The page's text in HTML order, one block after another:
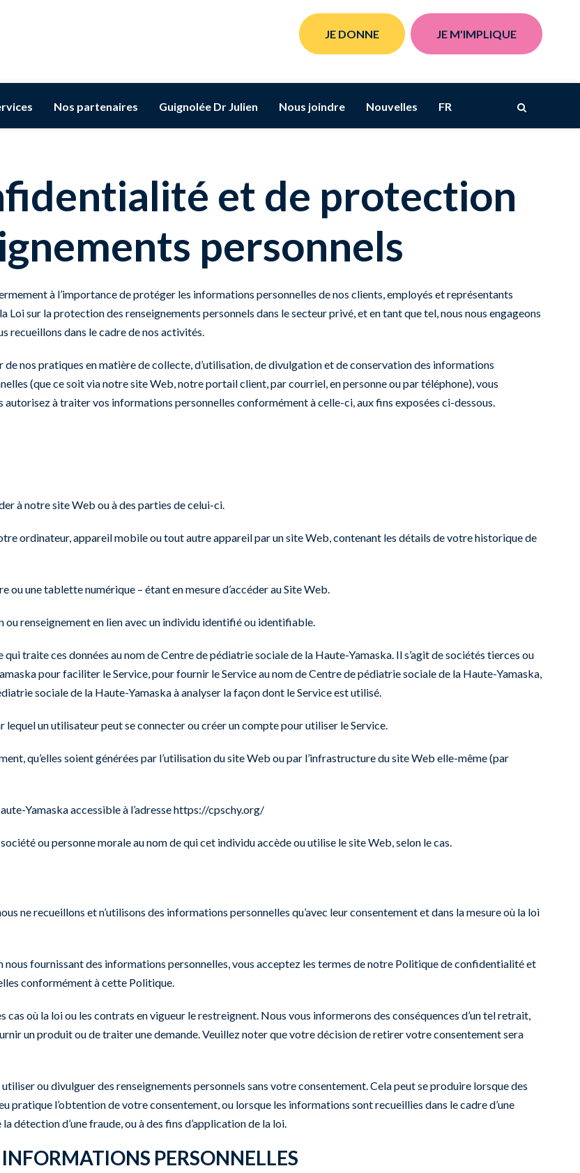
JE DONNE JE M'IMPLIQUE
Nos partenaires Guignolée Dr Julien Nous joindre Nouvelles FR
et de protection
personnels
à l’importance de protéger les informations personnelles de nos clients, employés et représentants
Loi sur la protection des renseignements personnels dans le secteur privé, et en tant que tel, nous nous engageons
recueillons dans le cadre de nos activités.
nos pratiques en matière de collecte, d’utilisation, de divulgation et de conservation des informations
(que ce soit via notre site Web, notre portail client, par courriel, en personne ou par téléphone), vous
à traiter vos informations personnelles conformément à celle-ci, aux fins exposées ci-dessous.
à notre site Web ou à des parties de celui-ci.
ordinateur, appareil mobile ou tout autre appareil par un site Web, contenant les détails de votre historique de
une tablette numérique – étant en mesure d’accéder au Site Web.
renseignement en lien avec un individu identifié ou identifiable.
traite ces données au nom de Centre de pédiatrie sociale de la Haute-Yamaska. Il s’agit de sociétés tierces ou
pour faciliter le Service, pour fournir le Service au nom de Centre de pédiatrie sociale de la Haute-Yamaska,
sociale de la Haute-Yamaska à analyser la façon dont le Service est utilisé.
un utilisateur peut se connecter ou créer un compte pour utiliser le Service.
qu’elles soient générées par l’utilisation du site Web ou par l’infrastructure du site Web elle-même (par
Yamaska accessible à l’adressehttps://cpschy.org/
ou personne morale au nom de qui cet individu accède ou utilise le site Web, selon le cas.
ne recueillons et n’utilisons des informations personnelles qu’avec leur consentement et dans la mesure où la loi
nous fournissant des informations personnelles, vous acceptez les termes de notre Politique de confidentialité et
conformément à cette Politique.
où la loi ou les contrats en vigueur le restreignent. Nous vous informerons des conséquences d’un tel retrait,
un produit ou de traiter une demande. Veuillez noter que votre décision de retirer votre consentement sera
ou divulguer des renseignements personnels sans votre consentement. Cela peut se produire lorsque des
pratique l’obtention de votre consentement, ou lorsque les informations sont recueillies dans le cadre d’une
détection d’une fraude, ou à des fins d’application de la loi.
PERSONNELLES